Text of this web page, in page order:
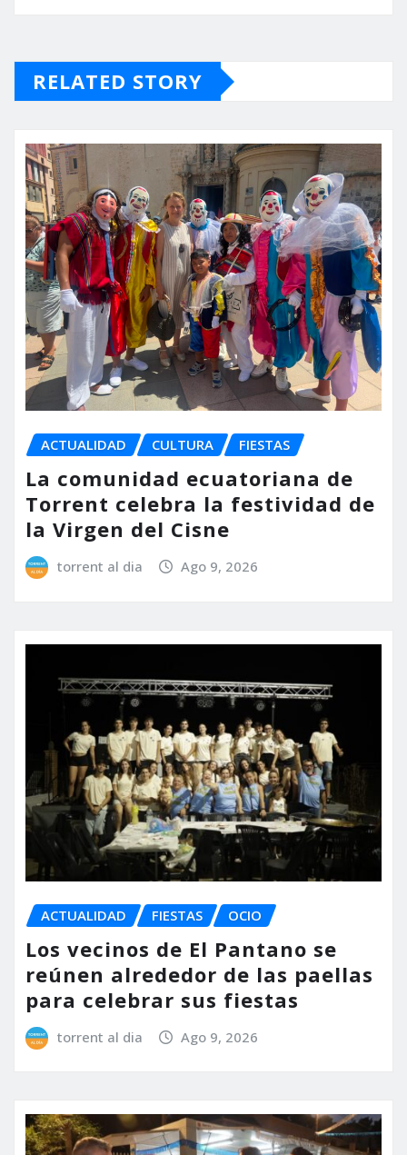
RELATED STORY
ACTUALIDAD CULTURA FIESTAS
La comunidad ecuatoriana de
Torrent celebra la festividad de
la Virgen del Cisne
torrent al dia Ago 9, 2026
ACTUALIDAD FIESTAS OCIO
Los vecinos de El Pantano se
reúnen alrededor de las paellas
para celebrar sus fiestas
torrent al dia Ago 9, 2026